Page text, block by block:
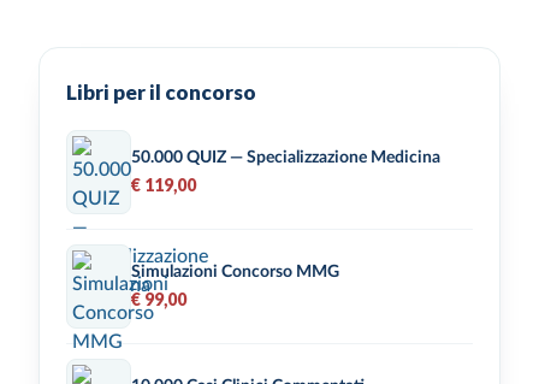
Libri per il concorso
50.000 QUIZ — Specializzazione Medicina
€ 119,00
Simulazioni Concorso MMG
€ 99,00